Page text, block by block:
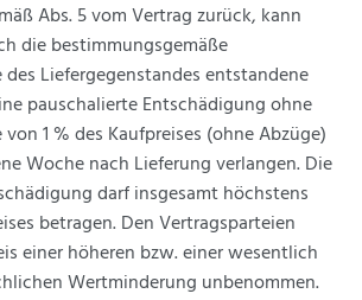
Abs. 5 vom Vertrag zurück, kann
die bestimmungsgemäße
Liefergegenstandes entstandene
pauschalierte Entschädigung ohne
1 % des Kaufpreises (ohne Abzüge)
Woche nach Lieferung verlangen. Die
darf insgesamt höchstens
betragen. Den Vertragsparteien
einer höheren bzw. einer wesentlich
Wertminderung unbenommen.